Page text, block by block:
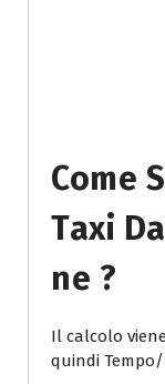
Come
Taxi
Ne ?
Il calcolo
quindi